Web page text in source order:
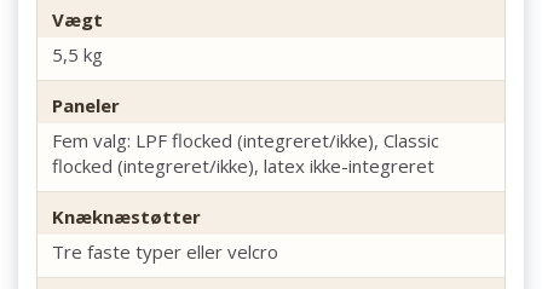
Vægt
5,5 kg
Paneler
Fem valg: LPF flocked (integreret/ikke), Classic
flocked (integreret/ikke), latex ikke-integreret
Knæknæstøtter
Tre faste typer eller velcro